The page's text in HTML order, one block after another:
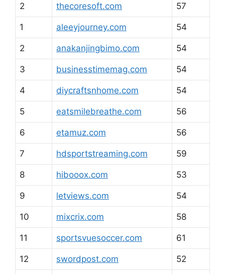
2 thecoresoft.com 57
1 aleeyjourney.com 54
2 anakanjingbimo.com 54
3 businesstimemag.com 54
4 diycraftsnhome.com 54
5 eatsmilebreathe.com 56
6 etamuz.com 56
7 hdsportstreaming.com 59
8 hibooox.com 53
9 letviews.com 54
10 mixcrix.com 58
11 sportsvuesoccer.com 61
12 swordpost.com 52